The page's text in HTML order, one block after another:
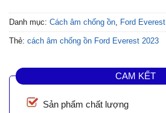
Danh mục: Cách âm chống ồn Ford Everest
Thẻ: cách âm chống ồn Ford Everest 2023
CAM KẾT
Sản phẩm chất lượng